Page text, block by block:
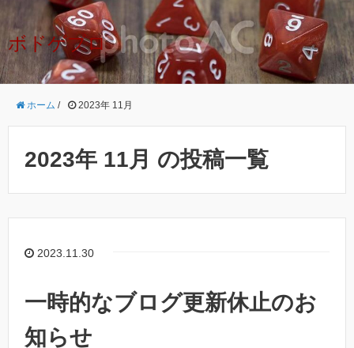
ボドゲブロ
ホーム / 2023年 11月
2023年 11月 の投稿一覧
2023.11.30
一時的なブログ更新休止のお
知らせ